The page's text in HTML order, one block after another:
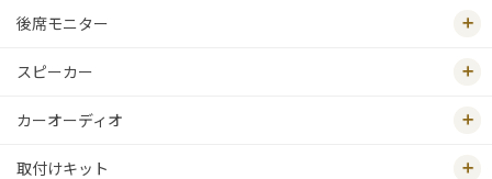
後席モニター
スピーカー
カーオーディオ
取付けキット